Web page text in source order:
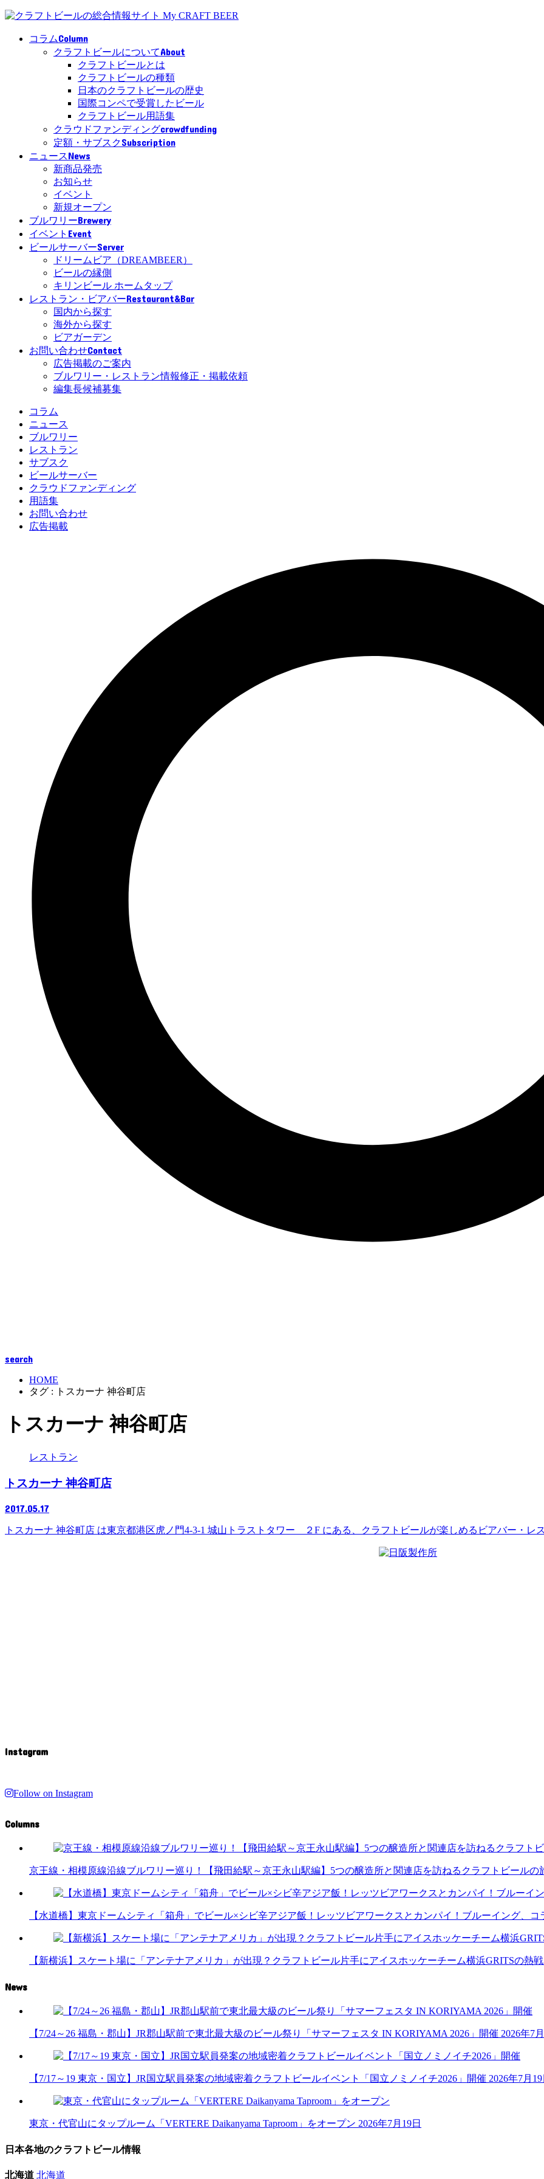
コラムColumn
クラフトビールについてAbout
クラフトビールとは
クラフトビールの種類
日本のクラフトビールの歴史
国際コンペで受賞したビール
クラフトビール用語集
クラウドファンディングcrowdfunding
定額・サブスクSubscription
ニュースNews
新商品発売
お知らせ
イベント
新規オープン
ブルワリーBrewery
イベント Event
ビールサーバーServer
ドリームビア（DREAMBEER）
ビールの縁側
キリンビール ホームタップ
レストラン・ビアバーRestaurant&Bar
国内から探す
海外から探す
ビアガーデン
お問い合わせContact
広告掲載のご案内
ブルワリー・レストラン情報修正・掲載依頼
編集長候補募集
コラム
ニュース
ブルワリー
レストラン
サブスク
ビールサーバー
クラウドファンディング
用語集
お問い合わせ
広告掲載
search
HOME
タグ : トスカーナ 神谷町店
トスカーナ 神谷町店
レストラン
トスカーナ 神谷町店
2017.05.17
トスカーナ 神谷町店 は東京都港区虎ノ門4-3-1 城山トラストタワー ２F にある、クラフトビールが楽しめるビアバー・レ
Instagram
Follow on Instagram
Columns
京王線・相模原線沿線ブルワリー巡り！【飛田給駅～京王永山駅編】5つの醸造所と関連店を訪ねるクラフトビールの
【水道橋】東京ドームシティ「箱舟」でビール×シビ辛アジア飯！レッツビアワークスとカンパイ！ブルーイング、コ
【新横浜】スケート場に「アンテナアメリカ」が出現？クラフトビール片手にアイスホッケーチーム横浜GRITSの熱戦
News
【7/24～26 福島・郡山】JR郡山駅前で東北最大級のビール祭り「サマーフェスタ IN KORIYAMA 2026」開催 2026年7
【7/17～19 東京・国立】JR国立駅員発案の地域密着クラフトビールイベント「国立ノミノイチ2026」開催 2026年7月19
東京・代官山にタップルーム「VERTERE Daikanyama Taproom」をオープン 2026年7月19日
日本各地のクラフトビール情報
北海道 北海道